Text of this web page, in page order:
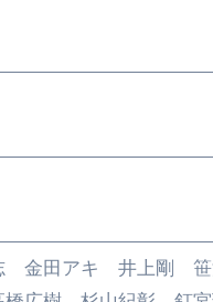
金田アキ 井上剛